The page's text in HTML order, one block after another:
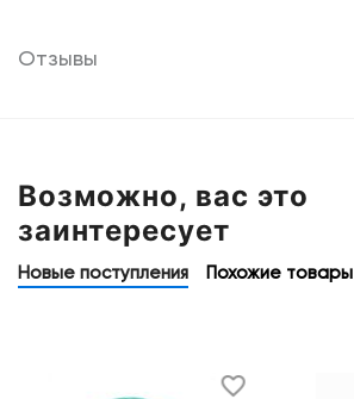
Отзывы
Возможно, вас это
заинтересует
Новые поступления Похожие товары